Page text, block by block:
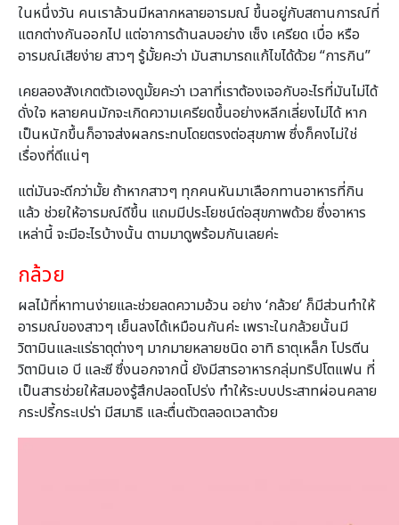
ในหนึ่งวัน คนเราล้วนมีหลากหลายอารมณ์ ขึ้นอยู่กับสถานการณ์ที่
แตกต่างกันออกไป แต่อาการด้านลบอย่าง เซ็ง เครียด เบื่อ หรือ
อารมณ์เสียง่าย สาวๆ รู้มั้ยคะว่า มันสามารถแก้ไขได้ด้วย “การกิน”
เคยลองสังเกตตัวเองดูมั้ยคะว่า เวลาที่เราต้องเจอกับอะไรที่มันไม่ได้
ดั่งใจ หลายคนมักจะเกิดความเครียดขึ้นอย่างหลีกเลี่ยงไม่ได้ หาก
เป็นหนักขึ้นก็อาจส่งผลกระทบโดยตรงต่อสุขภาพ ซึ่งก็คงไม่ใช่
เรื่องที่ดีแน่ๆ
แต่มันจะดีกว่ามั้ย ถ้าหากสาวๆ ทุกคนหันมาเลือกทานอาหารที่กิน
แล้ว ช่วยให้อารมณ์ดีขึ้น แถมมีประโยชน์ต่อสุขภาพด้วย ซึ่งอาหาร
เหล่านี้ จะมีอะไรบ้างนั้น ตามมาดูพร้อมกันเลยค่ะ
กล้วย
ผลไม้ที่หาทานง่ายและช่วยลดความอ้วน อย่าง ‘กล้วย’ ก็มีส่วนทำให้
อารมณ์ของสาวๆ เย็นลงได้เหมือนกันค่ะ เพราะในกล้วยนั้นมี
วิตามินและแร่ธาตุต่างๆ มากมายหลายชนิด อาทิ ธาตุเหล็ก โปรตีน
วิตามินเอ บี และซี ซึ่งนอกจากนี้ ยังมีสารอาหารกลุ่มทริปโตแฟน ที่
เป็นสารช่วยให้สมองรู้สึกปลอดโปร่ง ทำให้ระบบประสาทผ่อนคลาย
กระปรี้กระเปร่า มีสมาธิ และตื่นตัวตลอดเวลาด้วย